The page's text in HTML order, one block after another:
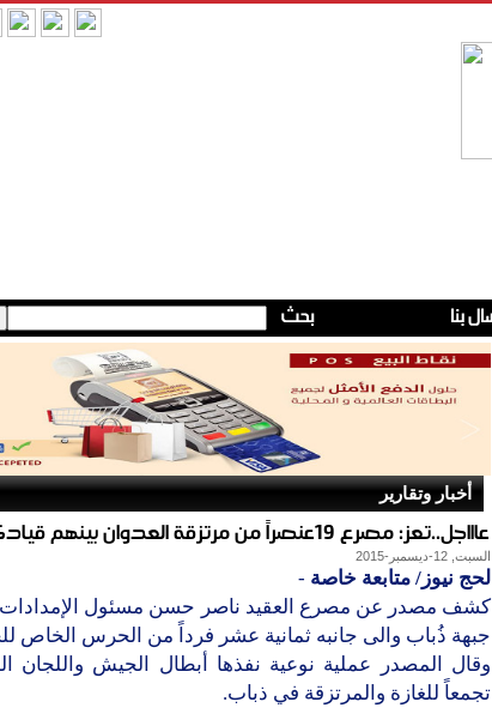
أخبار وتقارير
عاااجل..تعز: مصرع 19عنصراً من مرتزقة العدوان بينهم قيادي بارز في ذباب
السبت, 12-ديسمبر-2015
لحج نيوز/ متابعة خاصة -
كشف مصدر عن مصرع العقيد ناصر حسن مسئول الإمدادات
جبهة ذُباب والى جانبه ثمانية عشر فرداً من الحرس الخاص
وقال المصدر عملية نوعية نفذها أبطال الجيش واللجان
تجمعاً للغازة والمرتزقة في ذباب.